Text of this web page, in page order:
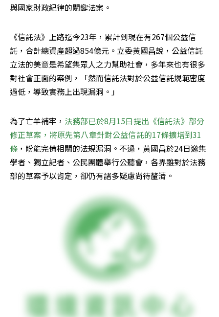
與國家財政紀律的關鍵法案。
《信託法》上路迄今23年，累計到現在有267個公益信
託，合計總資產超過854億元。立委黃國昌說，公益信託
立法的美意是希望集眾人之力幫助社會，多年來也有很多
對社會正面的案例，「然而信託法對於公益信託規範密度
過低，導致實務上出現漏洞。」
為了亡羊補牢， 法務部已於8月15日提出《信託法》部分
修正草案，將原先第八章針對公益信託的17條擴增到31
條 ，盼能完備相關的法規漏洞。不過，黃國昌於24日邀集
學者、獨立記者、公民團體舉行公聽會，各界雖對於法務
部的草案予以肯定，卻仍有諸多疑慮尚待釐清。